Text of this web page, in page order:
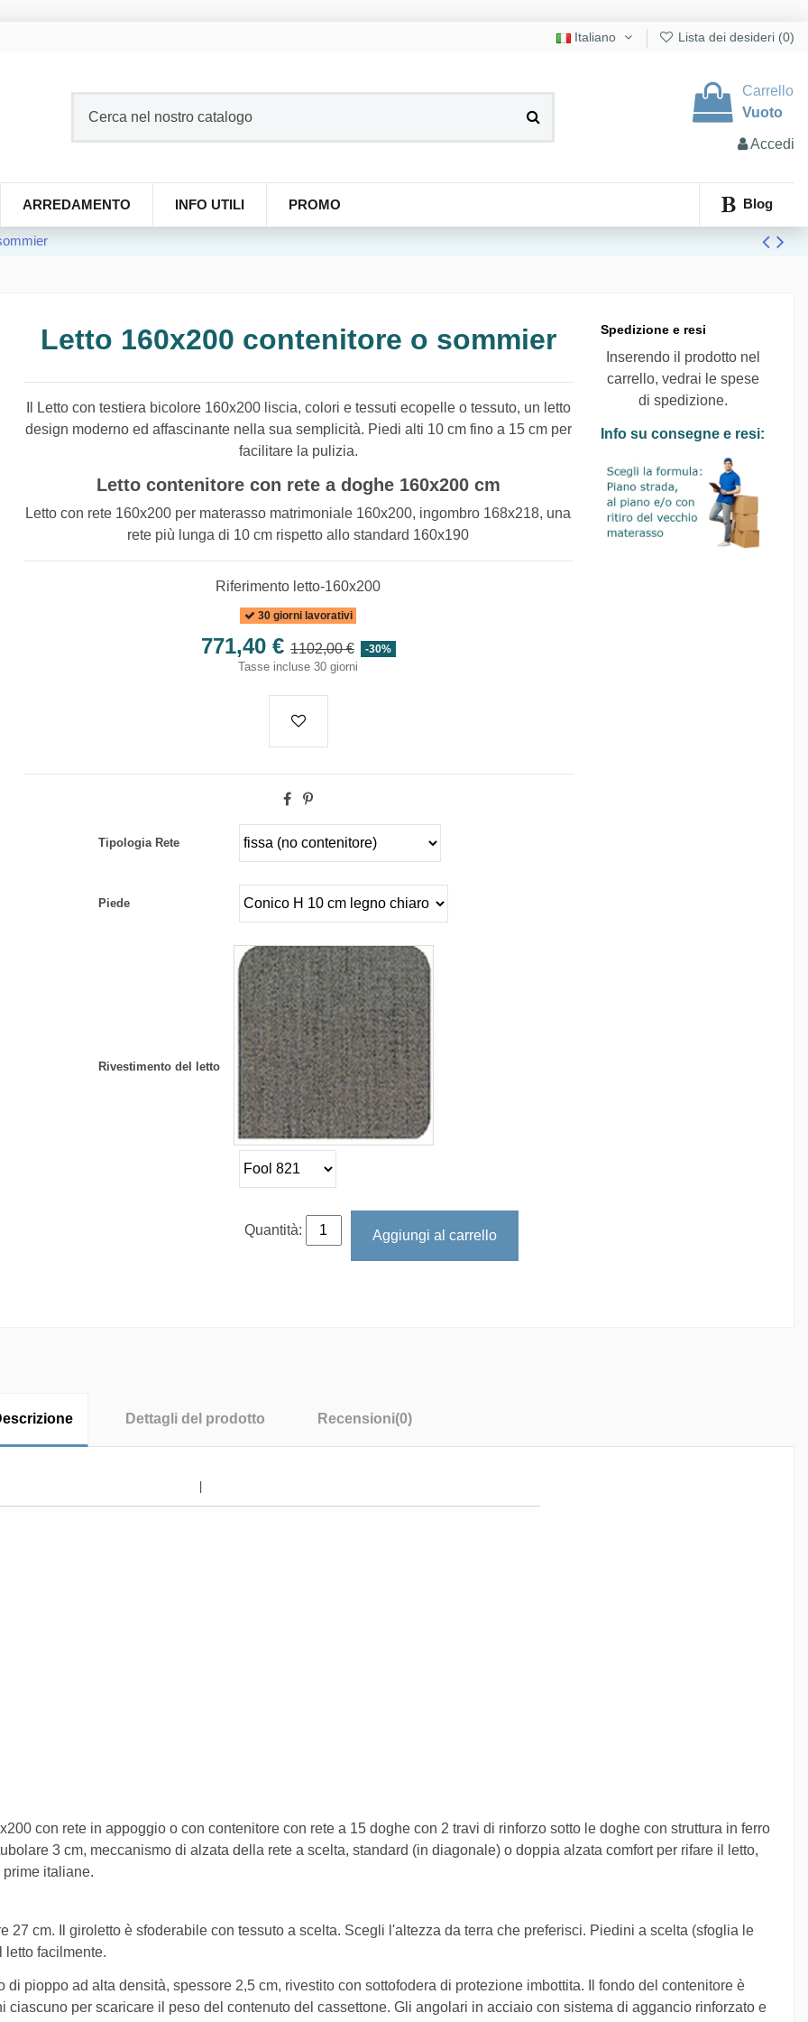
Italiano Lista dei desideri (0)
Carrello
Vuoto
Accedi
Blog
ARREDAMENTO INFO UTILI PROMO
Letto 160x200 contenitore o sommier
Il Letto con testiera bicolore 160x200 liscia, colori e tessuti ecopelle o tessuto, un letto
design moderno ed affascinante nella sua semplicità. Piedi alti 10 cm fino a 15 cm per
facilitare la pulizia.
Letto contenitore con rete a doghe 160x200 cm
Letto con rete 160x200 per materasso matrimoniale 160x200, ingombro 168x218, una
rete più lunga di 10 cm rispetto allo standard 160x190
Riferimento letto-160x200
30 giorni lavorativi
771,40 € 1102,00 € -30%
Tasse incluse30 giorni
Tipologia Rete
Piede
Rivestimento del letto
Quantità: Aggiungi al carrello
Spedizione e resi
Inserendo il prodotto nel
carrello, vedrai le spese
di spedizione.
Info su consegne e resi:
Dettagli del prodotto Recensioni(0)
con rete in appoggio o con contenitore con rete a 15 doghe con 2 travi di rinforzo sotto le doghe con struttura in ferro
3 cm, meccanismo di alzata della rete a scelta, standard (in diagonale) o doppia alzata comfort per rifare il letto,
italiane.
27 cm. Il giroletto è sfoderabile con tessuto a scelta. Scegli l'altezza da terra che preferisci. Piedini a scelta (sfoglia le
letto facilmente.
pioppo ad alta densità, spessore 2,5 cm, rivestito con sottofodera di protezione imbottita. Il fondo del contenitore è
per scaricare il peso del contenuto del cassettone. Gli angolari in acciaio con sistema di aggancio rinforzato e